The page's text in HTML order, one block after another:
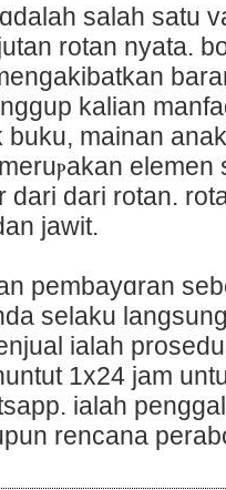
salah satu
rotan nyata.
kalian
mainan
dari dari rotan.
jawit.
pembayɑran
selaku
ialah
1x24 jam
ialah
rencana